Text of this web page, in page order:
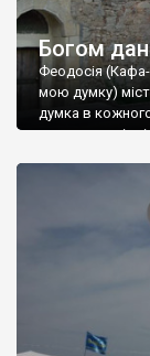
Богом
Феодосія (Кафа-
мою думку)
думка в
запрошую